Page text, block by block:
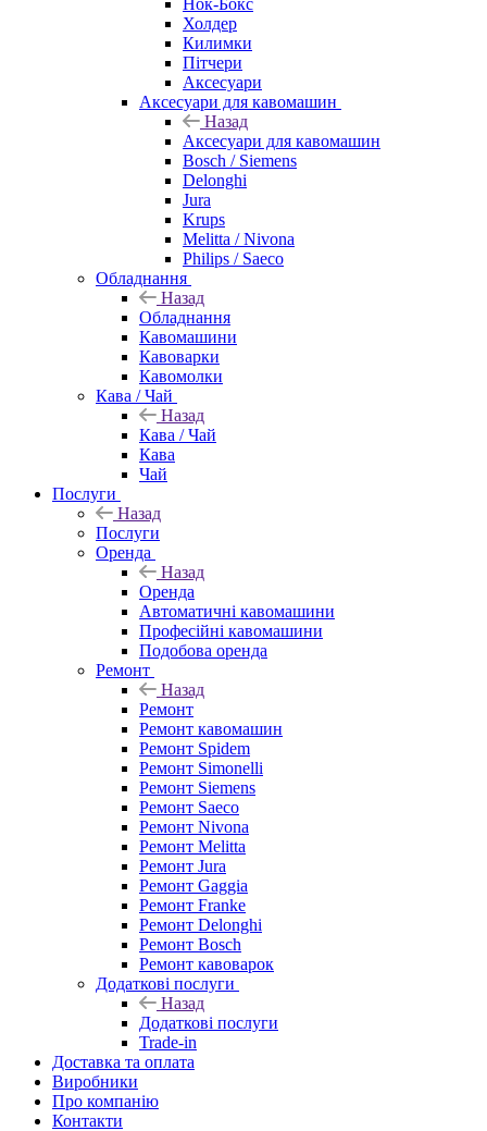
Нок-Бокс
Холдер
Килимки
Пітчери
Аксесуари
Аксесуари для кавомашин
Назад
Аксесуари для кавомашин
Bosch / Siemens
Delonghi
Jura
Krups
Melitta / Nivona
Philips / Saeco
Обладнання
Назад
Обладнання
Кавомашини
Кавоварки
Кавомолки
Кава / Чай
Назад
Кава / Чай
Кава
Чай
Послуги
Назад
Послуги
Оренда
Назад
Оренда
Автоматичні кавомашини
Професійні кавомашини
Подобова оренда
Ремонт
Назад
Ремонт
Ремонт кавомашин
Ремонт Spidem
Ремонт Simonelli
Ремонт Siemens
Ремонт Saeco
Ремонт Nivona
Ремонт Melitta
Ремонт Jura
Ремонт Gaggia
Ремонт Franke
Ремонт Delonghi
Ремонт Bosch
Ремонт кавоварок
Додаткові послуги
Назад
Додаткові послуги
Trade-in
Доставка та оплата
Виробники
Про компанію
Контакти